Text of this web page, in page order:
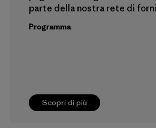
Scopri di più
parte della nostra rete di
Programma